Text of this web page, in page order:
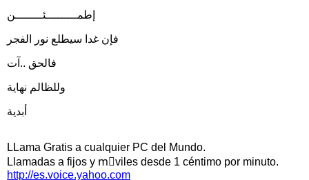
إطمـــــــــئــــــــن
فإن غدا سيطلع نور الفجر
فالحق ..آت
وللظالم نهاية
أبدية
LLama Gratis a cualquier PC del Mundo.
Llamadas a fijos y mَviles desde 1 céntimo por minuto.
http://es.voice.yahoo.com